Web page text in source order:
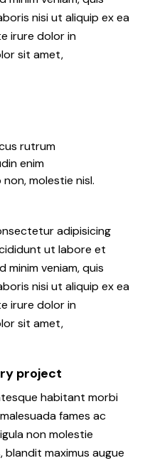
nisi ut aliquip ex ea
irure dolor in
sit amet,
rutrum
enim
molestie nisl.
adipisicing
ut labore et
minim veniam, quis
nisi ut aliquip ex ea
irure dolor in
sit amet,
project
habitant morbi
fames ac
non molestie
maximus augue